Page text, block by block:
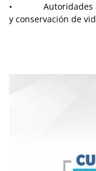
• Autoridades
y conservación de